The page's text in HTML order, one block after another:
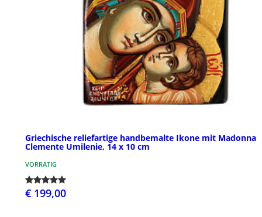
Griechische reliefartige handbemalte Ikone mit Madonna
Clemente Umilenie, 14 x 10 cm
VORRÄTIG
€ 199,00